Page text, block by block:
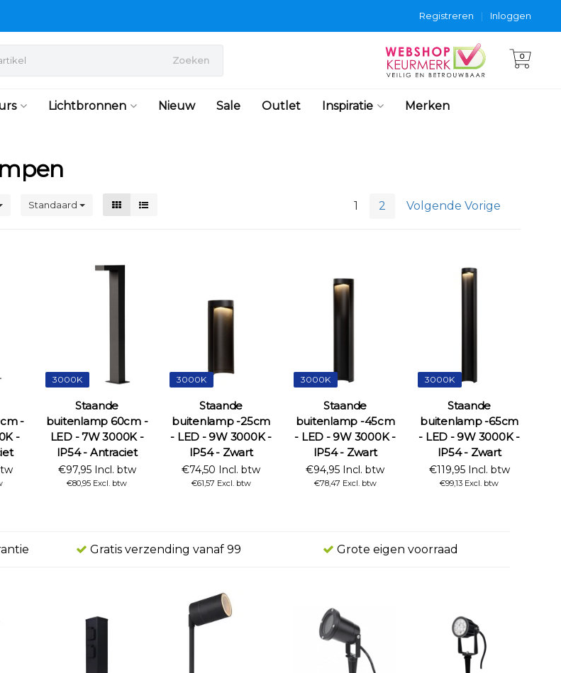
Inloggen
|
Registreren
Zoeken 0
Lichtbronnen Nieuw Sale Outlet Inspiratie Merken
Standaard 1 2 Volgende Vorige
-
-
3000K
Staande
buitenlamp 60cm -
LED - 7W 3000K -
IP54 - Antraciet
€97,95 Incl. btw
€80,95 Excl. btw
3000K
Staande
buitenlamp -25cm
- LED - 9W 3000K -
IP54 - Zwart
€74,50 Incl. btw
€61,57 Excl. btw
3000K
Staande
buitenlamp -45cm
- LED - 9W 3000K -
IP54 - Zwart
€94,95 Incl. btw
€78,47 Excl. btw
3000K
Staande
buitenlamp -65cm
- LED - 9W 3000K -
IP54 - Zwart
€119,95 Incl. btw
€99,13 Excl. btw
Gratis verzending vanaf 99 Grote eigen voorraad